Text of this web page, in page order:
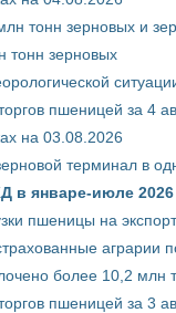
тонн зерновых и
тонн зерновых
пшеницей за 4
на 03.08.2026
терминал в
в январе-июле
пшеницы на
аграрии
более 10,2 млн
пшеницей за 3